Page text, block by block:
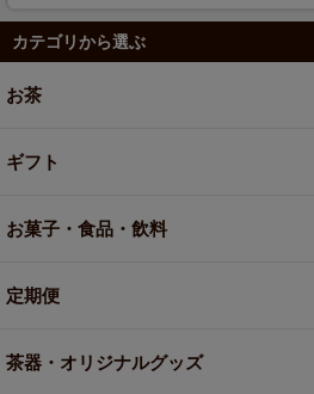
カテゴリから選ぶ
お茶
ギフト
お菓子・食品・飲料
定期便
茶器・オリジナルグッズ